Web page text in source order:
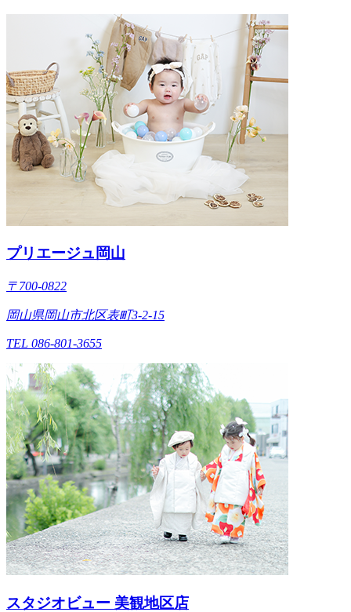
プリエージュ岡山
〒700-0822
岡山県岡山市北区表町3-2-15
TEL 086-801-3655
スタジオビュー 美観地区店